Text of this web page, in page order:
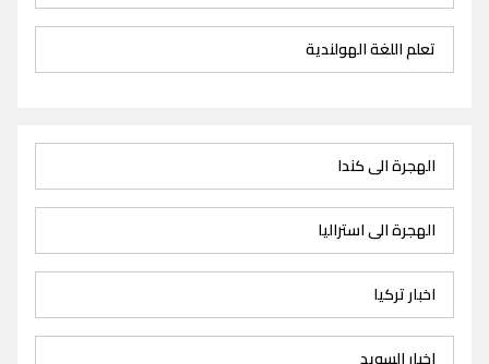
تعلم اللغة الهولندية
الهجرة الى كندا
الهجرة الى استراليا
اخبار تركيا